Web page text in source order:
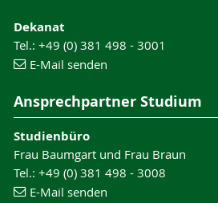
Dekanat
Tel.: +49 (0) 381 498 - 3001
E-Mail senden
Ansprechpartner Studium
Studienbüro
Frau Baumgart und Frau Braun
Tel.: +49 (0) 381 498 - 3008
E-Mail senden